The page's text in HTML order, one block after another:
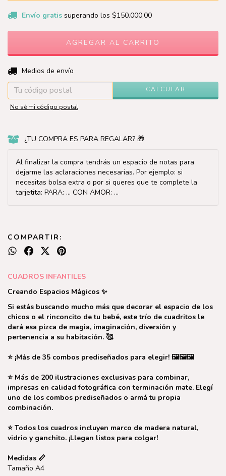
Envío gratis superando los $150.000,00
Entregas para el CP:
Medios de envío
CALCULAR
No sé mi código postal
¿TU COMPRA ES PARA REGALAR? 🎁
Al finalizar la compra tendrás un espacio de notas para
dejarme las aclaraciones necesarias. Por ejemplo: si
necesitas bolsa extra o por si queres que te complete la
tarjetita: PARA: ... CON AMOR: ...
COMPARTIR:
CUADROS INFANTILES
Creando Espacios Mágicos ✨⁣⁣⁣
Si estás buscando mucho más que decorar el espacio de los
chicos o el rinconcito de tu bebé, este trío de cuadritos le
dará esa pizca de magia, imaginación, diversión y
pertenencia a su habitación. 🥰
⭐ ¡Más de 35 combos prediseñados para elegir! 🖼️🖼️🖼️
⭐ Más de 200 ilustraciones exclusivas para combinar,
impresas en calidad fotográfica con terminación mate. Elegí
uno de los combos prediseñados o armá tu propia
combinación.
⭐ Todos los cuadros incluyen marco de madera natural,
vidrio y ganchito. ¡Llegan listos para colgar!
Medidas 📏
Tamaño A4